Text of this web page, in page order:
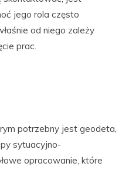
jego rola często
od niego zależy
prac.
potrzebny jest geodeta,
sytuacyjno-
opracowanie, które